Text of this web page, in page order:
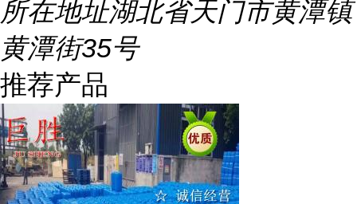
所在地址湖北省天门市黄潭镇
黄潭街35号
推荐产品